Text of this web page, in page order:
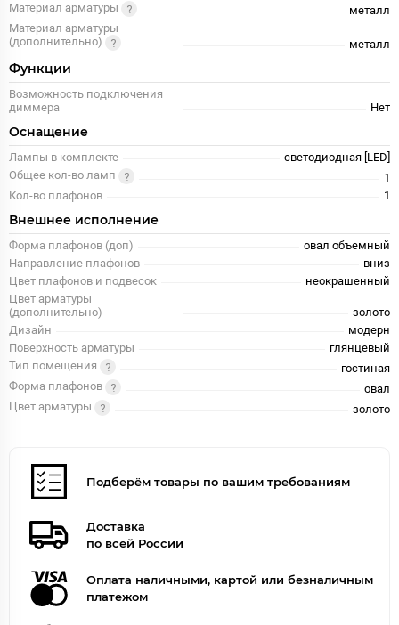
Материал арматуры
металл
Материал арматуры
(дополнительно)
металл
Функции
Возможность подключения
диммера
Нет
Оснащение
Лампы в комплекте
светодиодная [LED]
Общее кол-во ламп
1
Кол-во плафонов
1
Внешнее исполнение
Форма плафонов (доп)
овал объемный
Направление плафонов
вниз
Цвет плафонов и подвесок
неокрашенный
Цвет арматуры
(дополнительно)
золото
Дизайн
модерн
Поверхность арматуры
глянцевый
Тип помещения
гостиная
Форма плафонов
овал
Цвет арматуры
золото
Подберём товары по вашим требованиям
Доставка
по всей России
Оплата наличными, картой или безналичным
платежом